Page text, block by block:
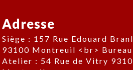
Adresse
Siège : 157 Rue Edouard Branly,
93100 Montreuil <br>
Atelier : 54 Rue de Vitry